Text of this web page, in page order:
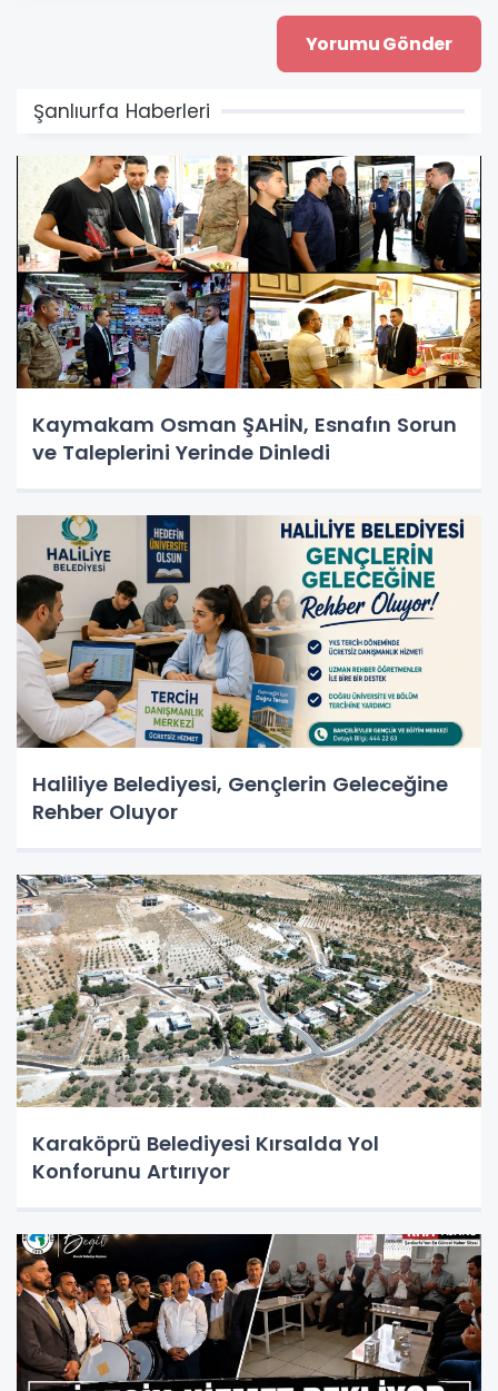
Şanlıurfa Haberleri
Kaymakam Osman ŞAHİN, Esnafın Sorun
ve Taleplerini Yerinde Dinledi
Haliliye Belediyesi, Gençlerin Geleceğine
Rehber Oluyor
Karaköprü Belediyesi Kırsalda Yol
Konforunu Artırıyor